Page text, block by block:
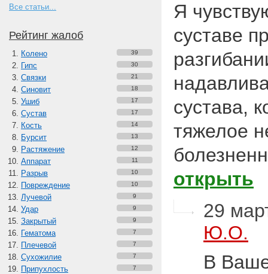
Все статьи...
Рейтинг жалоб
Колено 39
Гипс 30
Связки 21
Синовит 18
Ушиб 17
Сустав 17
Кость 14
Бурсит 13
Растяжение 12
Аппарат 11
Разрыв 10
Повреждение 10
Лучевой 9
Удар 9
Закрытый 9
Гематома 7
Плечевой 7
Сухожилие 7
Припухлость 7
Я
суставе
сустава,
тяжелое
открыть
29
Ю.О.
В